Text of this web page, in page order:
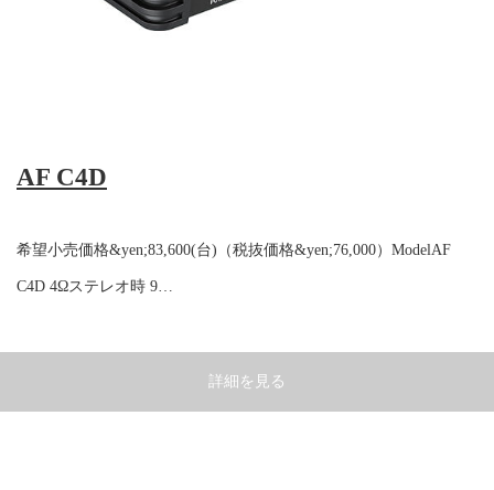
AF C4D
希望小売価格&yen;83,600(台)（税抜価格&yen;76,000）ModelAF
C4D 4Ωステレオ時 9…
詳細を見る